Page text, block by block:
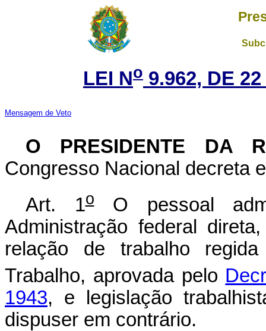
LEI No 9.962, DE
Mensagem de Veto
O PRESIDENTE DA
Congresso Nacional decreta
Art. 1oO pessoal
Administração federal
relação de trabalho
Trabalho, aprovada pelo
1943, e legislação
dispuser em contrário.